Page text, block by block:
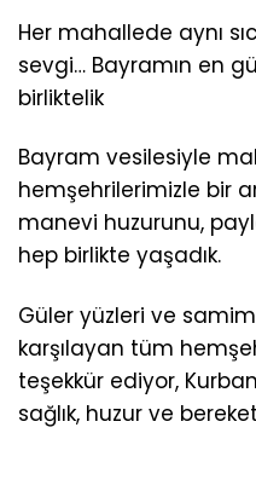
Her mahallede aynı
sevgi… Bayramın en
birliktelik
Bayram vesilesiyle
hemşehrilerimizle bir
manevi huzurunu,
hep birlikte yaşadık.
Güler yüzleri ve
karşılayan tüm
teşekkür ediyor,
sağlık, huzur ve